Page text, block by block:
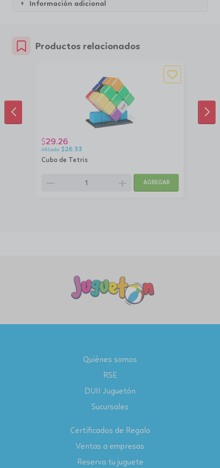
Información adicional
Productos relacionados
Cubo de Tetris
$29.26
$26.33
remove add AGREGAR
ANTERIOR
Quiénes somos
RSE
DUII Juguetón
Sucursales
Certificados de Regalo
Ventas a empresas
Reserva tu juguete